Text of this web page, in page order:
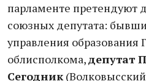
парламенте претендуют
союзных депутата:
управления образования
облисполкома,депутат
Сегодник